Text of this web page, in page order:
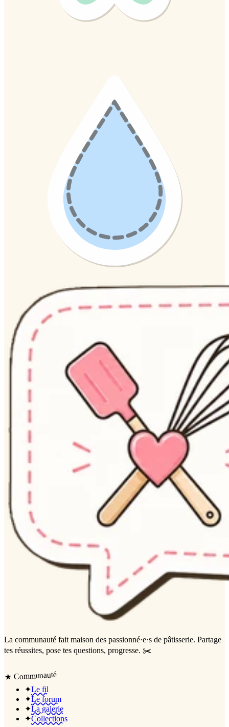
La communauté fait maison des passionné·e·s de pâtisserie. Partage
tes réussites, pose tes questions, progresse. ✂️
★ Communauté
✦Le fil
✦Le forum
✦La galerie
✦Collections